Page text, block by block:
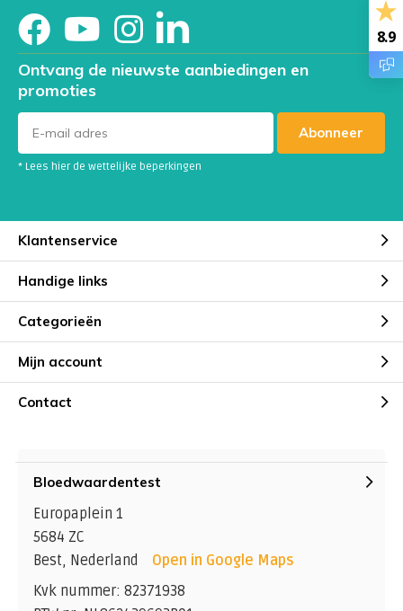
Ontvang de nieuwste aanbiedingen en
promoties
Abonneer
* Lees hier de wettelijke beperkingen
Klantenservice
Handige links
Categorieën
Mijn account
Contact
Bloedwaardentest
Europaplein 1
5684 ZC
Best, Nederland
Open in Google Maps
Kvk nummer: 82371938
8.9